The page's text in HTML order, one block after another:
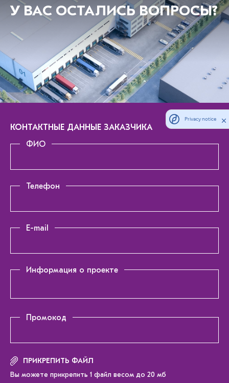
У ВАС ОСТАЛИСЬ ВОПРОСЫ?
КОНТАКТНЫЕ ДАННЫЕ ЗАКАЗЧИКА
ФИО
Телефон
E-mail
Информация о проекте
Промокод
ПРИКРЕПИТЬ ФАЙЛ
Вы можете прикрепить 1 файл весом до 20 мб
Privacy notice